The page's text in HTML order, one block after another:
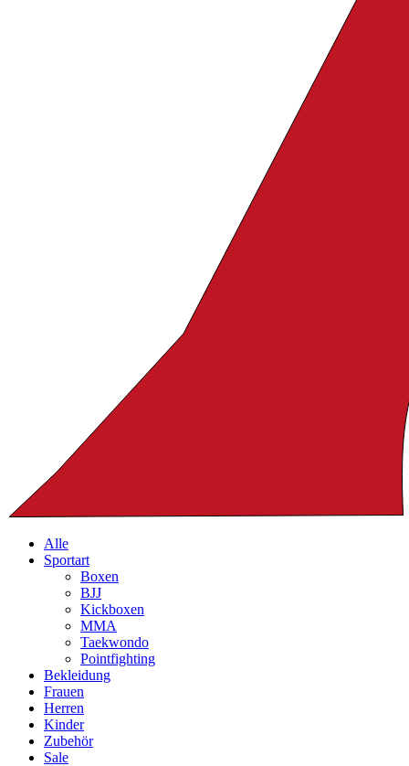
Alle
Sportart
Boxen
BJJ
Kickboxen
MMA
Taekwondo
Pointfighting
Bekleidung
Frauen
Herren
Kinder
Zubehör
Sale